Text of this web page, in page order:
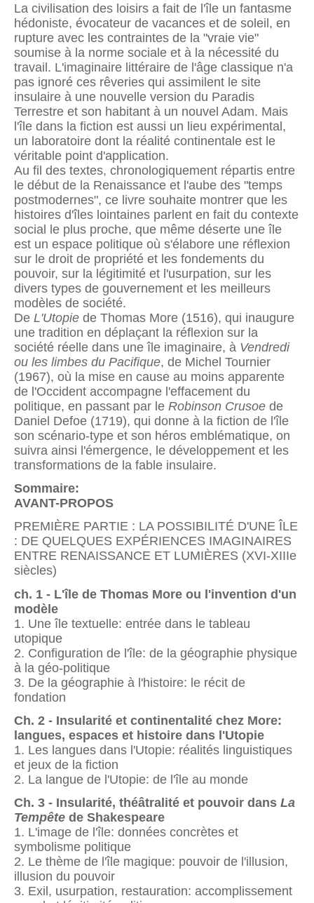
La civilisation des loisirs a fait de l'île un fantasme
hédoniste, évocateur de vacances et de soleil, en
rupture avec les contraintes de la "vraie vie"
soumise à la norme sociale et à la nécessité du
travail. L'imaginaire littéraire de l'âge classique n'a
pas ignoré ces rêveries qui assimilent le site
insulaire à une nouvelle version du Paradis
Terrestre et son habitant à un nouvel Adam. Mais
l'île dans la fiction est aussi un lieu expérimental,
un laboratoire dont la réalité continentale est le
véritable point d'application.
Au fil des textes, chronologiquement répartis entre
le début de la Renaissance et l'aube des "temps
postmodernes", ce livre souhaite montrer que les
histoires d'îles lointaines parlent en fait du contexte
social le plus proche, que même déserte une île
est un espace politique où s'élabore une réflexion
sur le droit de propriété et les fondements du
pouvoir, sur la légitimité et l'usurpation, sur les
divers types de gouvernement et les meilleurs
modèles de société.
De L'Utopie de Thomas More (1516), qui inaugure
une tradition en déplaçant la réflexion sur la
société réelle dans une île imaginaire, à Vendredi
ou les limbes du Pacifique, de Michel Tournier
(1967), où la mise en cause au moins apparente
de l'Occident accompagne l'effacement du
politique, en passant par le Robinson Crusoe de
Daniel Defoe (1719), qui donne à la fiction de l'île
son scénario-type et son héros emblématique, on
suivra ainsi l'émergence, le développement et les
transformations de la fable insulaire.
Sommaire:
AVANT-PROPOS
PREMIÈRE PARTIE : LA POSSIBILITÉ D'UNE ÎLE
: DE QUELQUES EXPÉRIENCES IMAGINAIRES
ENTRE RENAISSANCE ET LUMIÈRES (XVI-XIIIe
siècles)
ch. 1 - L'île de Thomas More ou l'invention d'un
modèle
1. Une île textuelle: entrée dans le tableau
utopique
2. Configuration de l'île: de la géographie physique
à la géo-politique
3. De la géographie à l'histoire: le récit de
fondation
Ch. 2 - Insularité et continentalité chez More:
langues, espaces et histoire dans l'Utopie
1. Les langues dans l'Utopie: réalités linguistiques
et jeux de la fiction
2. La langue de l'Utopie: de l'île au monde
Ch. 3 - Insularité, théâtralité et pouvoir dans La
Tempête de Shakespeare
1. L'image de l'île: données concrètes et
symbolisme politique
2. Le thème de l'île magique: pouvoir de l'illusion,
illusion du pouvoir
3. Exil, usurpation, restauration: accomplissement